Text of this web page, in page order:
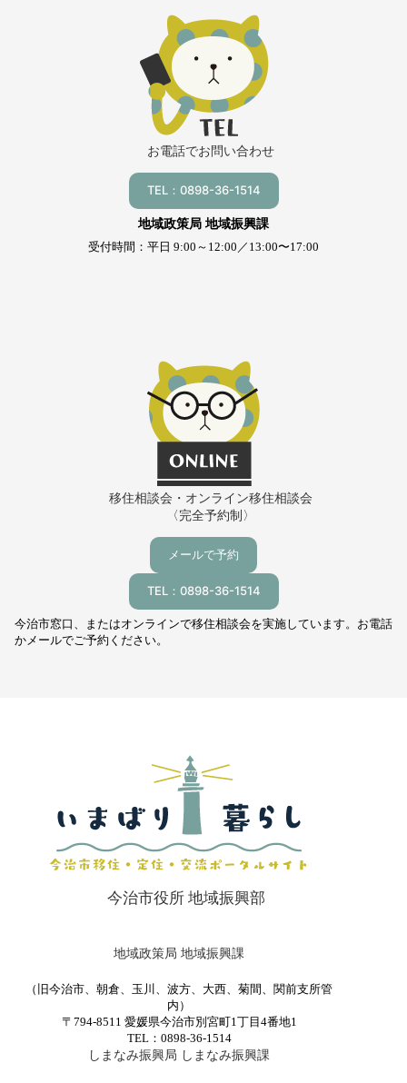
お電話でお問い合わせ
TEL：0898-36-1514
地域政策局 地域振興課
受付時間：平日 9:00～12:00／13:00〜17:00
移住相談会・オンライン移住相談会
〈完全予約制〉
メールで予約
TEL：0898-36-1514
今治市窓口、またはオンラインで移住相談会を実施しています。お電話
かメールでご予約ください。
今治市役所 地域振興部
地域政策局 地域振興課
（旧今治市、朝倉、玉川、波方、大西、菊間、関前支所管
内）
〒794-8511 愛媛県今治市別宮町1丁目4番地1
TEL：0898-36-1514
しまなみ振興局 しまなみ振興課